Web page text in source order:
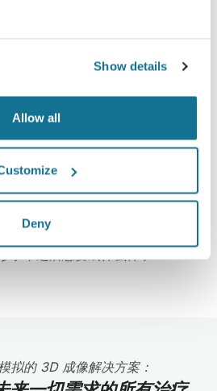
Show details
Allow all
Deny
会也极力推荐它。
真当中崭新的自己
拟的 3D 成像解决方案：